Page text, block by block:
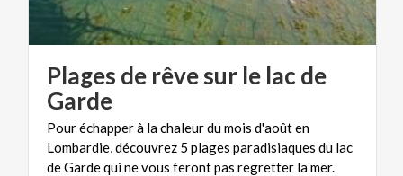
Plages de rêve sur le lac de
Garde
Pour échapper à la chaleur du mois d'août en
Lombardie, découvrez 5 plages paradisiaques du lac
de Garde qui ne vous feront pas regretter la mer.